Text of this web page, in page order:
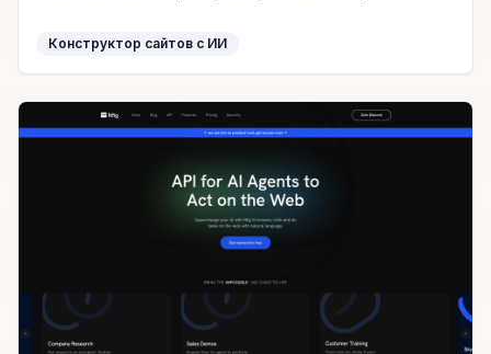
Конструктор сайтов с ИИ